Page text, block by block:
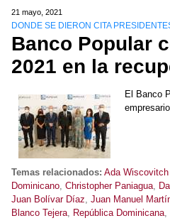
21 mayo, 2021
DONDE SE DIERON CITA
Banco Popular
2021 en la
El Banco
Temas relacionados: Ada
Dominicano, Christopher Paniagua,
Juan Bolívar Díaz Juan Manuel
Blanco Tejera, República Dominicana,